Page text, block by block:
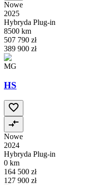
Nowe
2025
Hybryda Plug-in
8500 km
507 790 zł
389 900 zł
MG
HS
Nowe
2024
Hybryda Plug-in
0 km
164 500 zł
127 900 zł